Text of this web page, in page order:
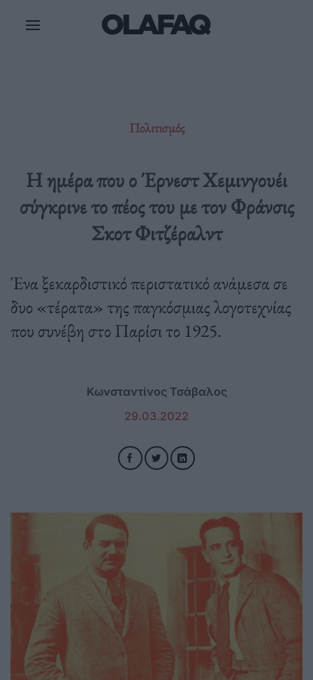
Πολιτισμός
Η ημέρα που ο Έρνεστ Χεμινγουέι
σύγκρινε το πέος του με τον Φράνσις
Σκοτ Φιτζέραλντ
Ένα ξεκαρδιστικό περιστατικό ανάμεσα σε
δυο «τέρατα» της παγκόσμιας λογοτεχνίας
που συνέβη στο Παρίσι το 1925.
Κωνσταντίνος Τσάβαλος
29.03.2022